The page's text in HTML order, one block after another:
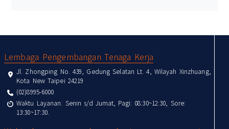
Lembaga Pengembangan Tenaga Kerja
Jl. Zhongping No. 439, Gedung Selatan Lt. 4, Wilayah Xinzhuang,
Kota New Taipei 24219
(02)8995-6000
Waktu Layanan: Senin s/d Jumat, Pagi: 08:30~12:30, Sore:
13:30~17:30.